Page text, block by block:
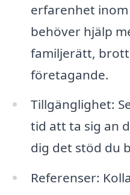
erfarenhet
behöver hjälp
familjerätt,
företagande.
Tillgänglighet:
tid att ta sig an
dig det stöd du
Referenser: